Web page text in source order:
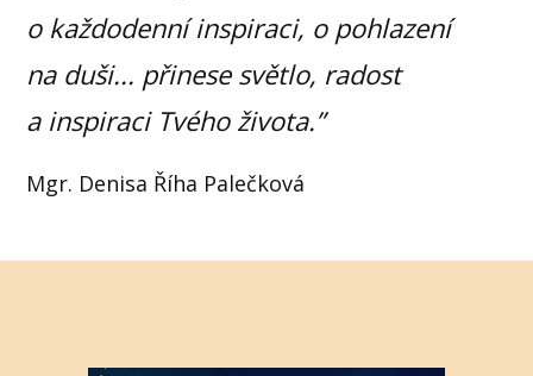
o každodenní inspiraci, o pohlazení
na duši... přinese světlo, radost
a inspiraci Tvého života.”
Mgr. Denisa Říha Palečková